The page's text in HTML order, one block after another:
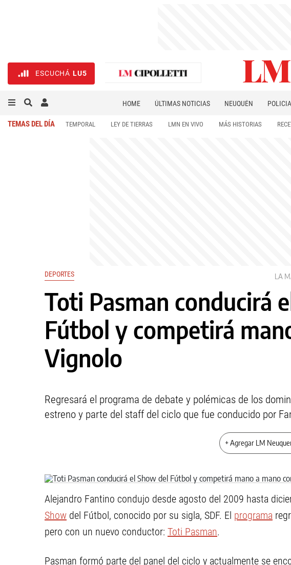
ESCUCHÁ LU5
HOME ÚLTIMAS NOTICIAS NEUQUÉN
TEMAS DEL DÍA TEMPORAL LEY DE TIERRAS LMN EN VIVO MÁS HISTORIAS
DEPORTES LA
Toti Pasman conducirá
Fútbol y competirá
Vignolo
Regresará el programa de debate y polémicas de los
estreno y parte del staff del ciclo que fue conducido por
+ Agregar LM
Alejandro Fantino condujo desde agosto del 2009 hasta
Show del Fútbol, conocido por su sigla, SDF. El programa
pero con un nuevo conductor: Toti Pasman.
Pasman formó parte del panel del ciclo y actualmente se